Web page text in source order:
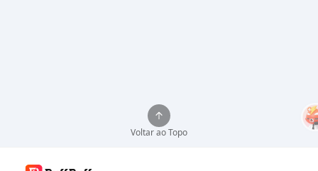
Voltar ao Topo